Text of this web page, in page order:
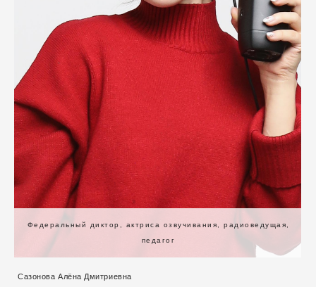
Федеральный диктор, актриса озвучивания, радиоведущая,
педагог
Сазонова Алёна Дмитриевна